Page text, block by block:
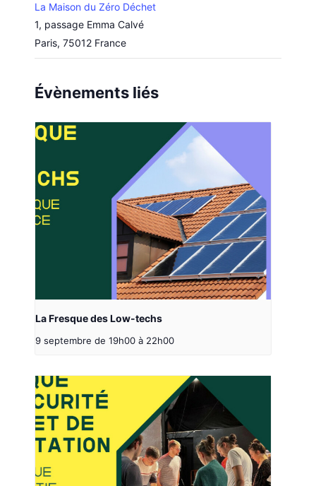
La Maison du Zéro Déchet
1, passage Emma Calvé
Paris, 75012 France
Évènements liés
La Fresque des Low-techs
9 septembre de 19h00 à 22h00